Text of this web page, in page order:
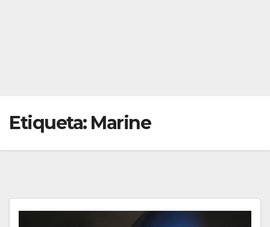
Etiqueta: Marine